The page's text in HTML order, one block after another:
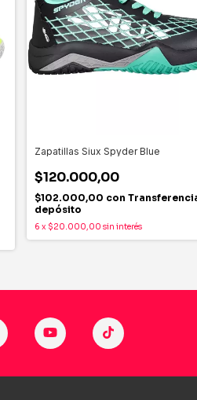
Zapatillas Siux Spyder Blue
$120.000,00
$102.000,00 con
depósito
6 x $20.000,00 sin interés